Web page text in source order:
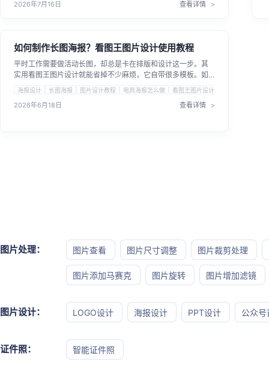
通知公告图片设计，成了大家最头疼的问题。接下来，我们就
2026年7月16日 查看详情
如何制作长图海报？看图王图片设计使用教程
平时工作需要做活动长图，却总是卡在排版和设计这一步。其
实用看图王图片设计就能省掉不少麻烦，它自带很多模板。如
果你也在找好用的工具，不妨试试看图王图片设计。不需要复
杂的操作，看图王图片设计能帮你快速搞定各种长图海报，让
做图变得更简单省心。
海报设计 长图海报 图片设计教程 电商海报怎么做 看图王图片设计
2026年6月18日 查看详情
图片处理： 图片查看 图片尺寸调整 图片裁剪处理
图片添加马赛克 图片旋转 图片增加滤镜
图片设计： LOGO设计 海报设计 PPT设计 公众号
证件照： 智能证件照